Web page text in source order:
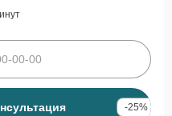
-25%